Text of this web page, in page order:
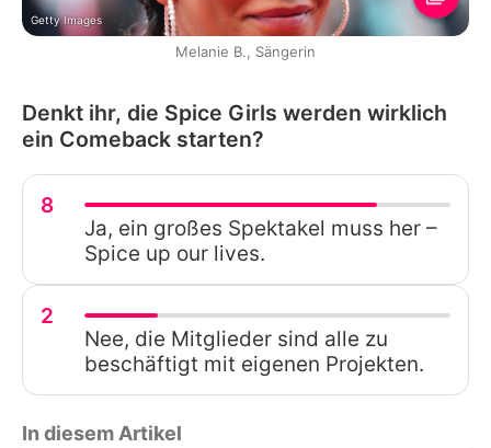
Getty Images
Melanie B., Sängerin
Denkt ihr, die Spice Girls werden wirklich
ein Comeback starten?
8
Ja, ein großes Spektakel muss her –
Spice up our lives.
2
Nee, die Mitglieder sind alle zu
beschäftigt mit eigenen Projekten.
In diesem Artikel